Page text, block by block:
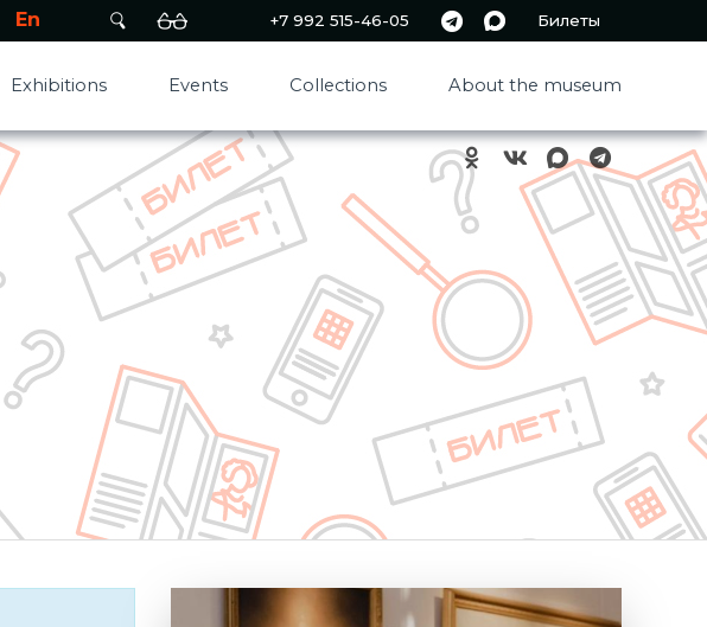
+7 992 515-46-05 Билеты
En
Exhibitions Events Collections About the museum